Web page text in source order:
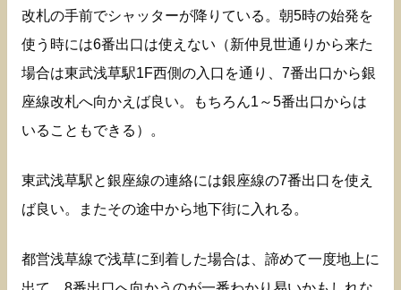
改札の手前でシャッターが降りている。朝5時の始発を
使う時には6番出口は使えない（新仲見世通りから来た
場合は東武浅草駅1F西側の入口を通り、7番出口から銀
座線改札へ向かえば良い。もちろん1～5番出口からは
いることもできる）。
東武浅草駅と銀座線の連絡には銀座線の7番出口を使え
ば良い。またその途中から地下街に入れる。
都営浅草線で浅草に到着した場合は、諦めて一度地上に